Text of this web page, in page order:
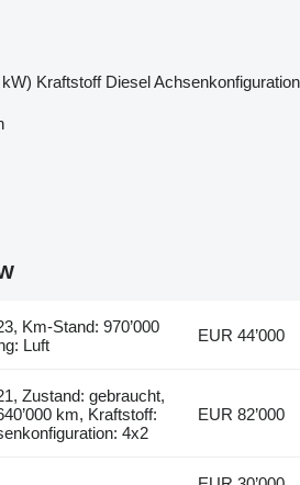
Kraftstoff DieselAchsenkonfiguration
Km-Stand: 970’000
Luft
EUR 44’000
Zustand: gebraucht,
km, Kraftstoff:
4x2
EUR 82’000